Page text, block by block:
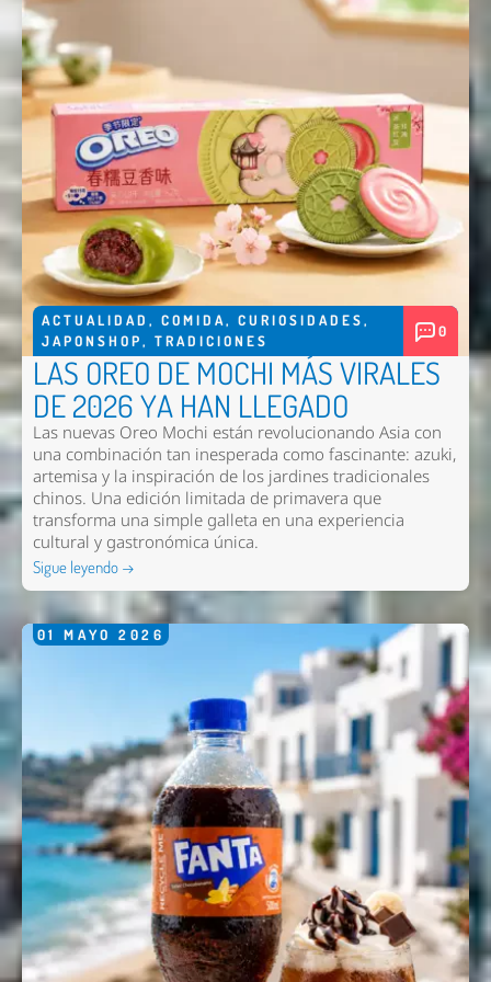
ACTUALIDAD , COMIDA, CURIOSIDADES,
JAPONSHOP, TRADICIONES
0
LAS OREO DE MOCHI MÁS VIRALES
DE 2026 YA HAN LLEGADO
Las nuevas Oreo Mochi están revolucionando Asia con
una combinación tan inesperada como fascinante: azuki,
artemisa y la inspiración de los jardines tradicionales
chinos. Una edición limitada de primavera que
transforma una simple galleta en una experiencia
cultural y gastronómica única.
Sigue leyendo →
01 MAYO 2026